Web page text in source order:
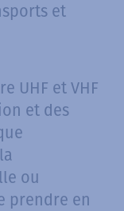
et
UHF et VHF
et des
ou
prendre en